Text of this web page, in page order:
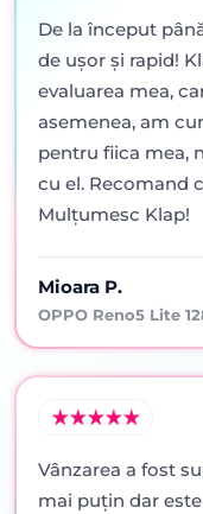
De la început
de ușor și rapid!
evaluarea mea,
asemenea, am
pentru fiica mea,
cu el. Recomand
Mulțumesc Klap!
Mioara P.
OPPO Reno5 Lite
Vânzarea a fost
mai puţin dar